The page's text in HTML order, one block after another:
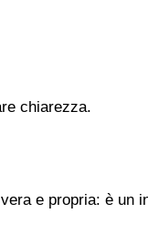
chiarezza.
e propria: è un